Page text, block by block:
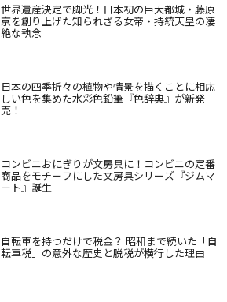
世界遺産決定で脚光！日本初の巨大都城・藤原
京を創り上げた知られざる女帝・持統天皇の凄
絶な執念
日本の四季折々の植物や情景を描くことに相応
しい色を集めた水彩色鉛筆『色辞典』が新発
売！
コンビニおにぎりが文房具に！コンビニの定番
商品をモチーフにした文房具シリーズ『ジムマ
ート』誕生
自転車を持つだけで税金？ 昭和まで続いた「自
転車税」の意外な歴史と脱税が横行した理由